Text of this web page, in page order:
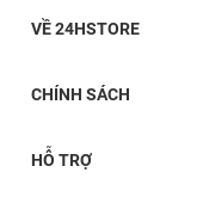
người dùng dễ
ước lượng thủ công.
Máy được tích
Cáp được gia cố bởi
trên 10.000 lần uốn
VỀ 24HSTORE
CHÍNH SÁCH
HỖ TRỢ